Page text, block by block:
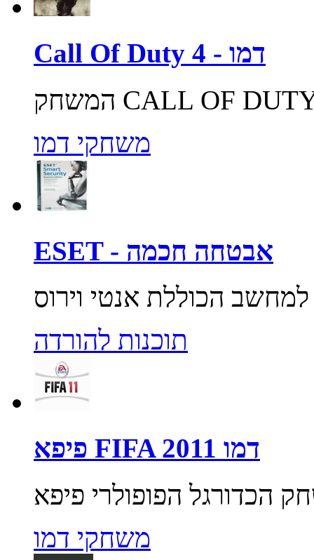
Call Of Duty 4 - דמו
משחקי דמו
ESET - אבטחה חכמה
תוכנות להורדה
פיפא FIFA 2011 דמו
משחקי דמו